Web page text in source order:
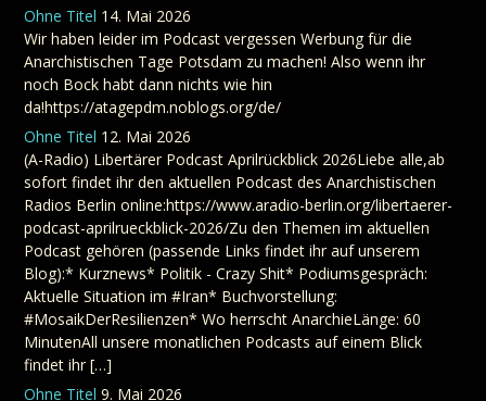
Ohne Titel 14. Mai 2026
Wir haben leider im Podcast vergessen Werbung für die
Anarchistischen Tage Potsdam zu machen! Also wenn ihr
noch Bock habt dann nichts wie hin
da!https://atagepdm.noblogs.org/de/
Ohne Titel 12. Mai 2026
(A-Radio) Libertärer Podcast Aprilrückblick 2026Liebe alle,ab
sofort findet ihr den aktuellen Podcast des Anarchistischen
Radios Berlin online:https://www.aradio-berlin.org/libertaerer-
podcast-aprilrueckblick-2026/Zu den Themen im aktuellen
Podcast gehören (passende Links findet ihr auf unserem
Blog):* Kurznews* Politik - Crazy Shit* Podiumsgespräch:
Aktuelle Situation im #Iran* Buchvorstellung:
#MosaikDerResilienzen* Wo herrscht AnarchieLänge: 60
MinutenAll unsere monatlichen Podcasts auf einem Blick
findet ihr […]
Ohne Titel 9. Mai 2026